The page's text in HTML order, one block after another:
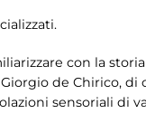
con la
de Chirico, di
sensoriali di